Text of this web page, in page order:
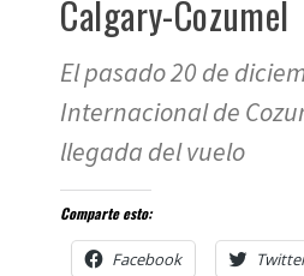
Calgary-Cozumel
El pasado 20 de
Internacional de
llegada del vuelo
Comparte esto:
Facebook